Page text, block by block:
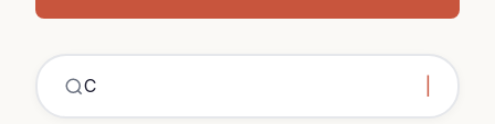
ChatGPT coac